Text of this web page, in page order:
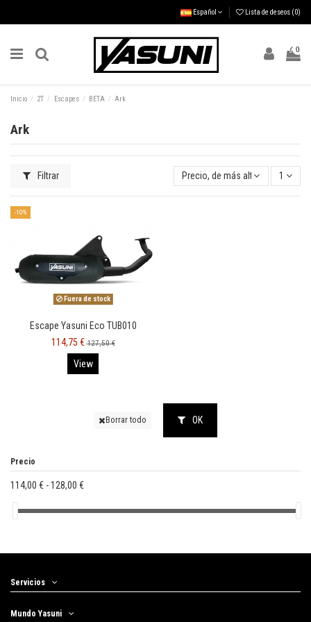
Español Lista de deseos (0)
0
Inicio 2T Escapes BETA Ark
Ark
Filtrar Precio, de más alto a más bajo
1
-10%
Fuera de stock
Escape Yasuni Eco TUB010
114,75 € 127,50 €
View
Borrar todo OK
Precio
114,00 € - 128,00 €
Servicios
Mundo Yasuni